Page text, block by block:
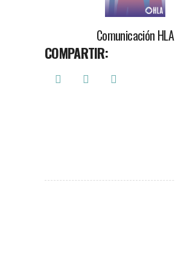
Comunicación HLA
COMPARTIR: